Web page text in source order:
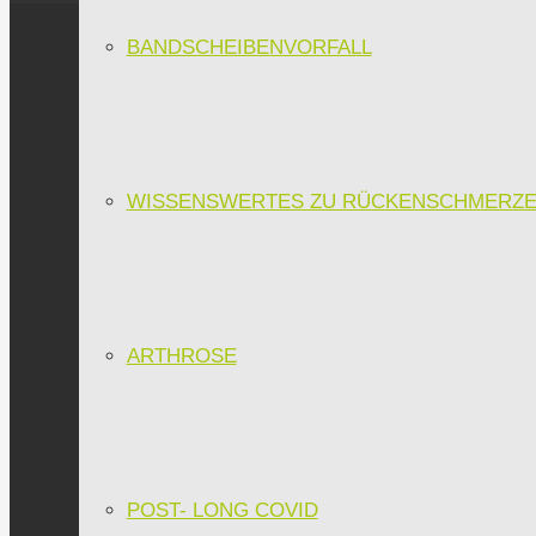
BANDSCHEIBENVORFALL
WISSENSWERTES ZU
ARTHROSE
POST- LONG COVID